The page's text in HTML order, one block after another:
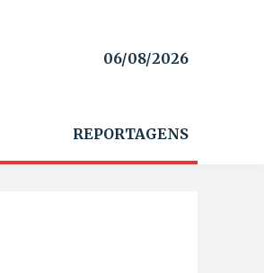
06/08/2026
REPORTAGENS